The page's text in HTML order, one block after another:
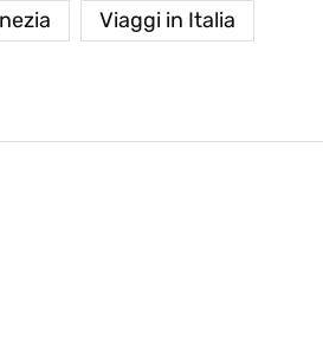
Viaggi in Italia
Eventi
Rimini